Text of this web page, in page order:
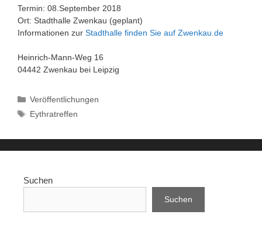
Termin: 08.September 2018
Ort: Stadthalle Zwenkau (geplant)
Informationen zur Stadthalle finden Sie auf Zwenkau.de
Heinrich-Mann-Weg 16
04442 Zwenkau bei Leipzig
Kategorien
Veröffentlichungen
Schlagwörter
Eythratreffen
Suchen
Suchen